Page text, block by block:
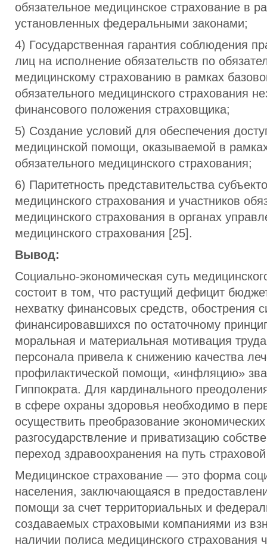
обязательное медицинское страхование в
установленных федеральными законами;
4) Государственная гарантия соблюдения
лиц на исполнение обязательств по
медицинскому страхованию в рамках
обязательного медицинского страхования
финансового положения страховщика;
5) Создание условий для обеспечения
медицинской помощи, оказываемой в
обязательного медицинского страхования;
6) Паритетность представительства
медицинского страхования и участников
медицинского страхования в органах
медицинского страхования [25].
Вывод:
Социально-экономическая суть
состоит в том, что растущий дефицит
нехватку финансовых средств, обострения
финансировавшихся по остаточному
моральная и материальная мотивация
персонала привела к снижению качества
профилактической помощи, «инфляцию»
Гиппократа. Для кардинального
в сфере охраны здоровья необходимо в
осуществить преобразование
разгосударствление и приватизацию
переход здравоохранения на путь
Медицинское страхование — это форма
населения, заключающаяся в
помощи за счет территориальных и
создаваемых страховыми компаниями из
наличии полиса медицинского страхования